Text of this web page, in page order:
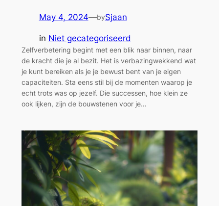
May 4, 2024—bySjaan
in Niet gecategoriseerd
Zelfverbetering begint met een blik naar binnen, naar
de kracht die je al bezit. Het is verbazingwekkend wat
je kunt bereiken als je je bewust bent van je eigen
capaciteiten. Sta eens stil bij de momenten waarop je
echt trots was op jezelf. Die successen, hoe klein ze
ook lijken, zijn de bouwstenen voor je…